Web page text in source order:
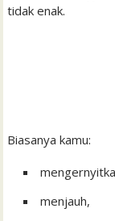
tidak enak.
Biasanya kamu:
menjauh,